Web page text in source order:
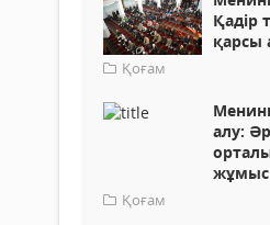
Қадір
қарсы
Қоғам
алу:
Қоғам